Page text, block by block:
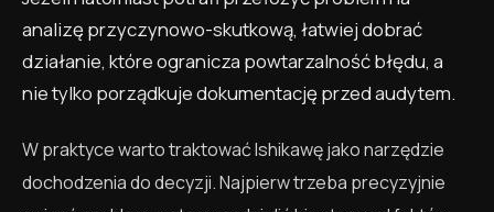
analizę przyczynowo-skutkową, łatwiej dobrać
działanie, które ogranicza powtarzalność błędu, a
nie tylko porządkuje dokumentację przed audytem.
W praktyce warto traktować Ishikawę jako narzędzie
dochodzenia do decyzji. Najpierw trzeba precyzyjnie